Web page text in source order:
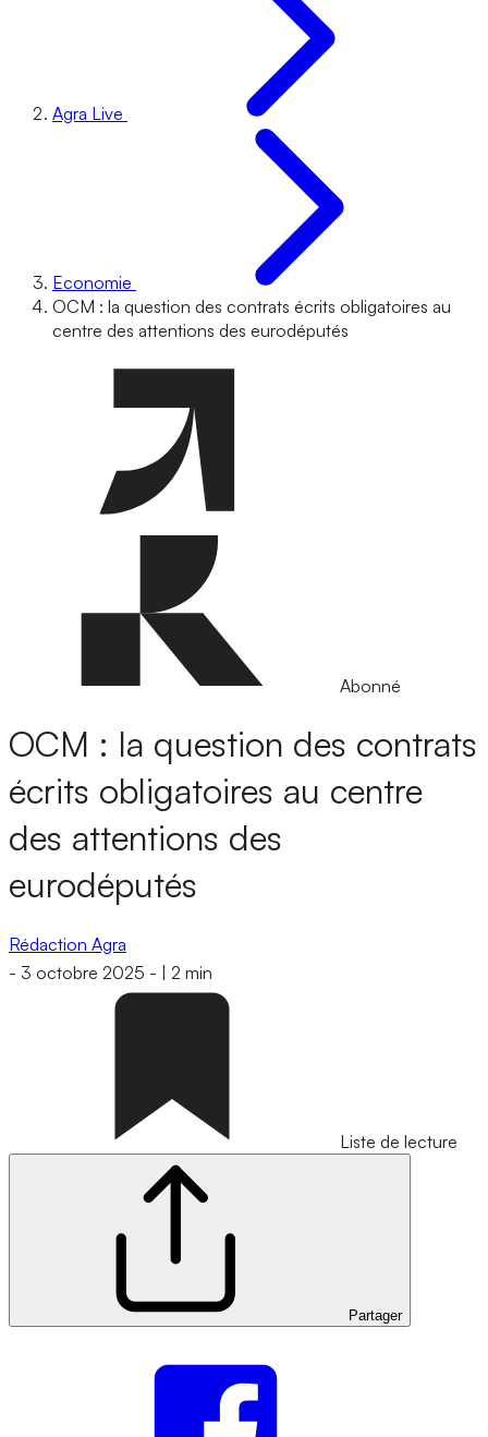
Agra Live
Economie
OCM : la question des contrats écrits obligatoires au
centre des attentions des eurodéputés
Abonné
OCM : la question des contrats
écrits obligatoires au centre
des attentions des
eurodéputés
Rédaction Agra
- 3 octobre 2025 - 2 min
Liste de lecture
Partager